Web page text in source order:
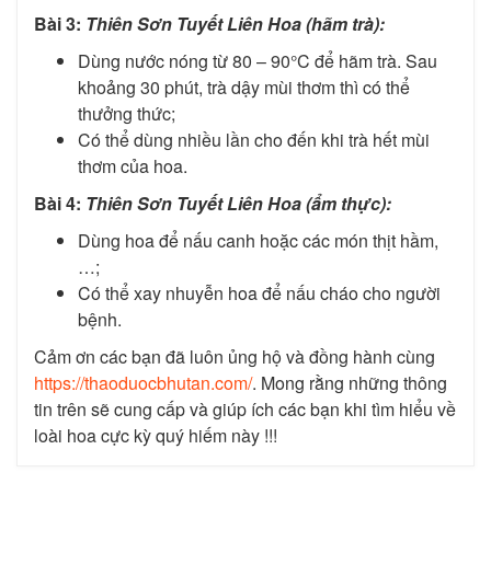
Bài 3: Thiên Sơn Tuyết Liên Hoa (hãm trà):
Dùng nước nóng từ 80 – 90°C để hãm trà. Sau
khoảng 30 phút, trà dậy mùi thơm thì có thể
thưởng thức;
Có thể dùng nhiều lần cho đến khi trà hết mùi
thơm của hoa.
Bài 4: Thiên Sơn Tuyết Liên Hoa (ẩm thực):
Dùng hoa để nấu canh hoặc các món thịt hầm,
…;
Có thể xay nhuyễn hoa để nấu cháo cho người
bệnh.
Cảm ơn các bạn đã luôn ủng hộ và đồng hành cùng
https://thaoduocbhutan.com/. Mong rằng những thông
tin trên sẽ cung cấp và giúp ích các bạn khi tìm hiểu về
loài hoa cực kỳ quý hiếm này !!!